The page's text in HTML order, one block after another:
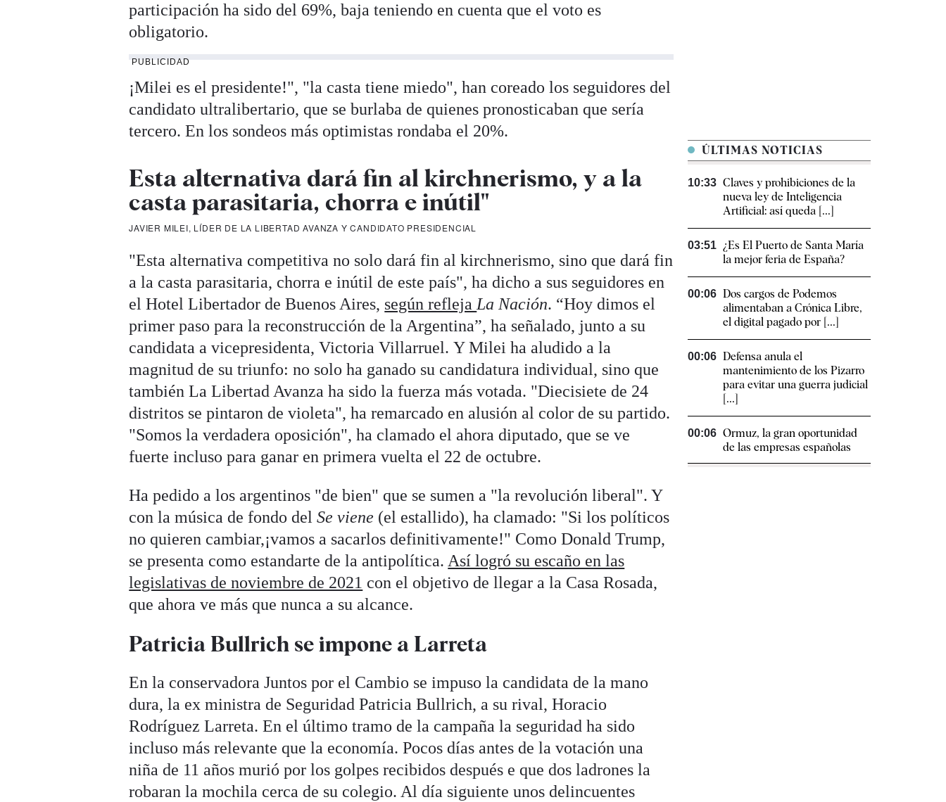
participación ha sido del 69%, baja teniendo en cuenta que el voto es
obligatorio.
PUBLICIDAD
¡Milei es el presidente!", "la casta tiene miedo", han coreado los seguidores del
candidato ultralibertario, que se burlaba de quienes pronosticaban que sería
tercero. En los sondeos más optimistas rondaba el 20%.
Esta alternativa dará fin al kirchnerismo, y a la
casta parasitaria, chorra e inútil"
JAVIER MILEI, LÍDER DE LA LIBERTAD AVANZA Y CANDIDATO PRESIDENCIAL
"Esta alternativa competitiva no solo dará fin al kirchnerismo, sino que dará fin
a la casta parasitaria, chorra e inútil de este país", ha dicho a sus seguidores en
el Hotel Libertador de Buenos Aires, según refleja La Nación. “Hoy dimos el
primer paso para la reconstrucción de la Argentina”, ha señalado, junto a su
candidata a vicepresidenta, Victoria Villarruel. Y Milei ha aludido a la
magnitud de su triunfo: no solo ha ganado su candidatura individual, sino que
también La Libertad Avanza ha sido la fuerza más votada. "Diecisiete de 24
distritos se pintaron de violeta", ha remarcado en alusión al color de su partido.
"Somos la verdadera oposición", ha clamado el ahora diputado, que se ve
fuerte incluso para ganar en primera vuelta el 22 de octubre.
Ha pedido a los argentinos "de bien" que se sumen a "la revolución liberal". Y
con la música de fondo delSe viene (el estallido), ha clamado: "Si los políticos
no quieren cambiar,¡vamos a sacarlos definitivamente!" Como Donald Trump,
se presenta como estandarte de la antipolítica. Así logró su escaño en las
legislativas de noviembre de 2021 con el objetivo de llegar a la Casa Rosada,
que ahora ve más que nunca a su alcance.
Patricia Bullrich se impone a Larreta
En la conservadora Juntos por el Cambio se impuso la candidata de la mano
dura, la ex ministra de Seguridad Patricia Bullrich, a su rival, Horacio
Rodríguez Larreta. En el último tramo de la campaña la seguridad ha sido
incluso más relevante que la economía. Pocos días antes de la votación una
niña de 11 años murió por los golpes recibidos después e que dos ladrones la
robaran la mochila cerca de su colegio. Al día siguiente unos delincuentes
ÚLTIMAS NOTICIAS
10:33 Claves y prohibiciones de la
nueva ley de Inteligencia
Artificial: así queda [...]
03:51 ¿Es El Puerto de Santa María
la mejor feria de España?
00:06 Dos cargos de Podemos
alimentaban a Crónica Libre,
el digital pagado por [...]
00:06 Defensa anula el
mantenimiento de los Pizarro
para evitar una guerra judicial
[...]
00:06 Ormuz, la gran oportunidad
de las empresas españolas